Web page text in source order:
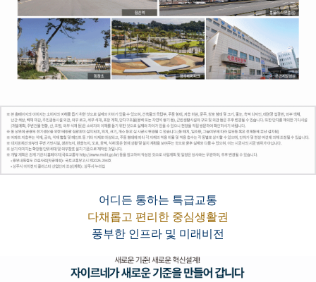
어디든 통하는 특급교통
다채롭고 편리한 중심생활권
풍부한 인프라 및 미래비전